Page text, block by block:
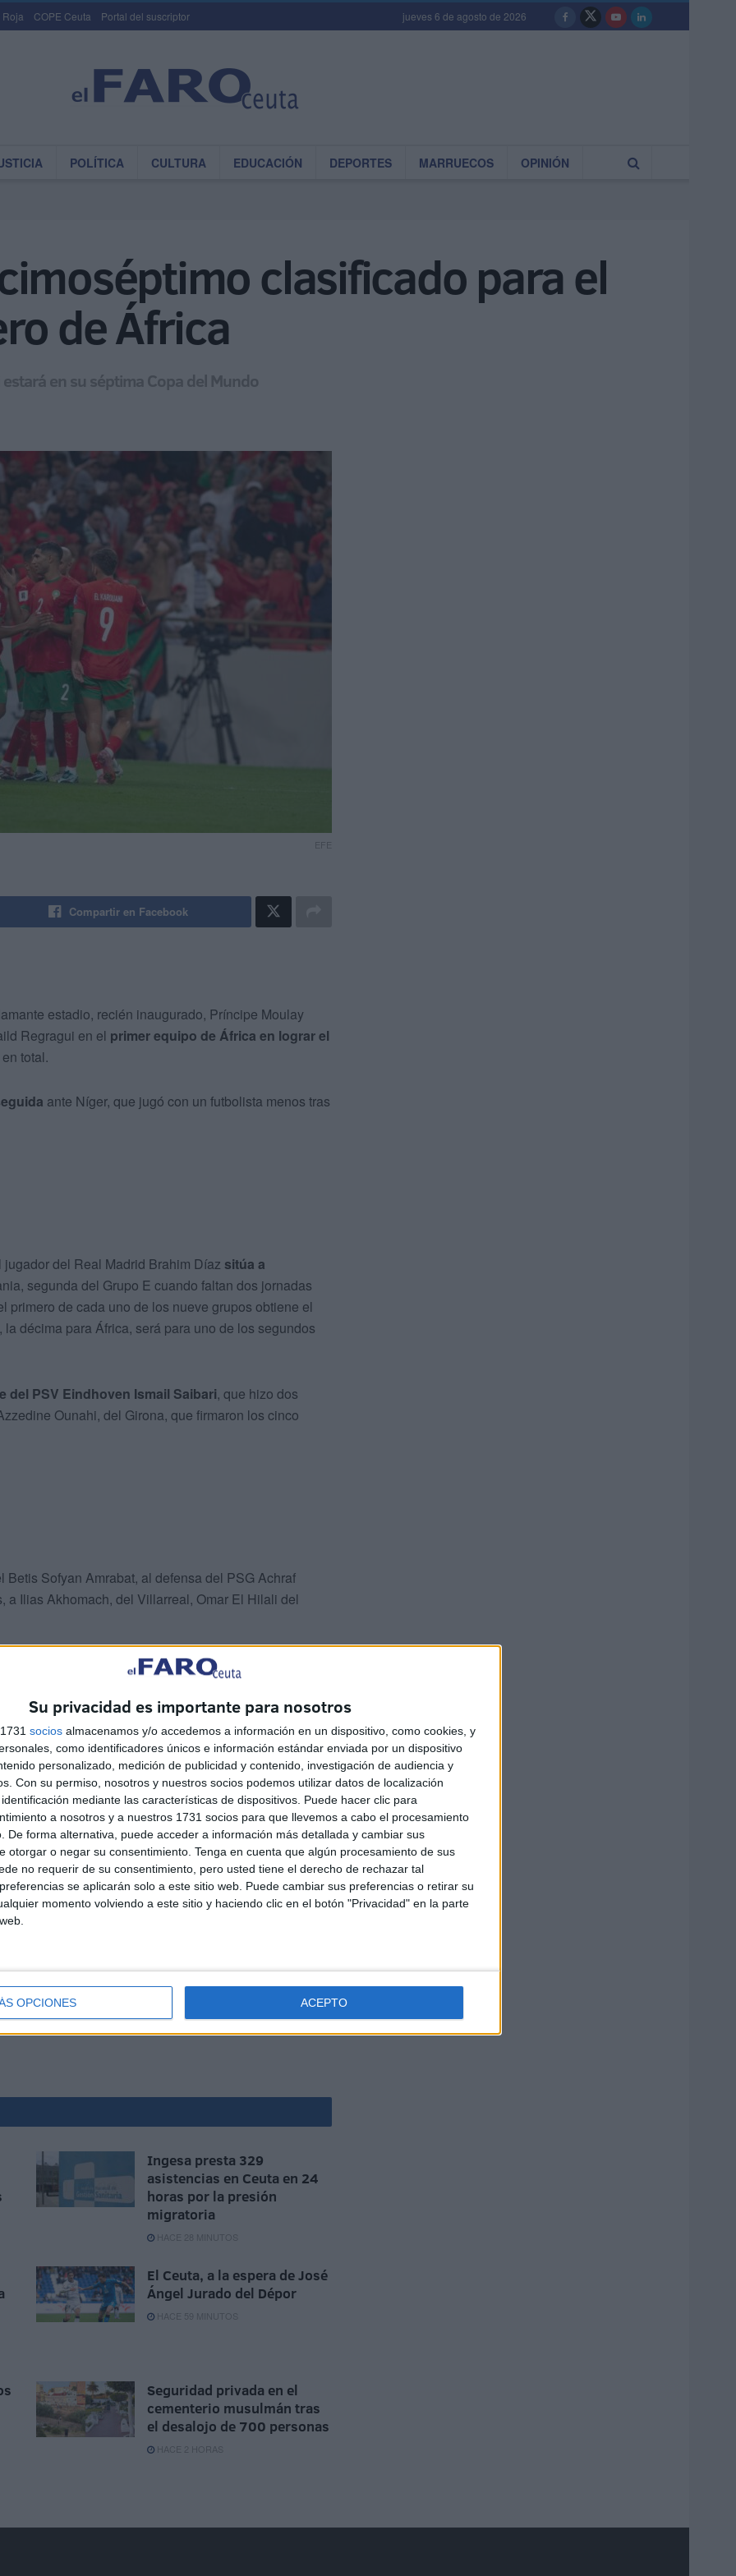
Su privacidad es importante para nosotros
socios almacenamos y/o accedemos a información en un dispositivo, como cookies, y
como identificadores únicos e información estándar enviada por un dispositivo
personalizado, medición de publicidad y contenido, investigación de audiencia y
Con su permiso, nosotros y nuestros socios podemos utilizar datos de localización
mediante las características de dispositivos. Puede hacer clic para
a nosotros y a nuestros 1731 socios para que llevemos a cabo el procesamiento
De forma alternativa, puede acceder a información más detallada y cambiar sus
otorgar o negar su consentimiento. Tenga en cuenta que algún procesamiento de sus
no requerir de su consentimiento, pero usted tiene el derecho de rechazar tal
se aplicarán solo a este sitio web. Puede cambiar sus preferencias o retirar su
momento volviendo a este sitio y haciendo clic en el botón "Privacidad" en la parte
OPCIONES ACEPTO
Roja COPE Ceuta Portal del suscriptor jueves 6 de agosto de 2026
POLÍTICA CULTURA EDUCACIÓN DEPORTES MARRUECOS OPINIÓN
clasificado para el
de África
en su séptima Copa del Mundo
EFE
Compartir en Facebook
estadio, recién inaugurado, Príncipe Moulay
Regragui en el primer equipo de África en lograr el
total.
ante Níger, que jugó con un futbolista menos tras
del Real Madrid Brahim Díaz sitúa a
segunda del Grupo E cuando faltan dos jornadas
primero de cada uno de los nueve grupos obtiene el
décima para África, será para uno de los segundos
del PSV Eindhoven Ismail Saibari, que hizo dos
Ounahi, del Girona, que firmaron los cinco
Sofyan Amrabat, al defensa del PSG Achraf
a Ilias Akhomach, del Villarreal, Omar El Hilali del
jugará en Canadá, Estados Unidos y México, su
1994, 1998, 2018 y 2022.
mundialista y eldecimoséptimo en total:
junto a Japón, Irán, Uzbekistán, Corea del Sur,
Paraguay, Colombia, Nueva Zelanda y
Ingesa presta 329
asistencias en Ceuta en 24
horas por la presión
migratoria
HACE 28 MINUTOS
El Ceuta, a la espera de José
Ángel Jurado del Dépor
HACE 59 MINUTOS
Seguridad privada en el
cementerio musulmán tras
el desalojo de 700 personas
HACE 2 HORAS